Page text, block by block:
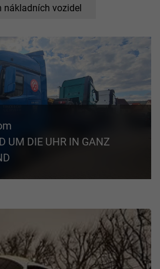
nákladních vozidel
UM DIE UHR IN GANZ